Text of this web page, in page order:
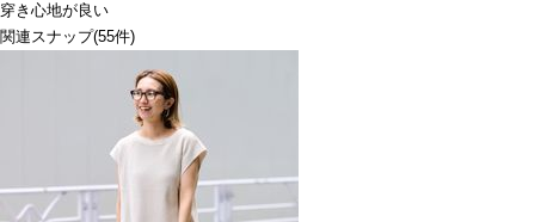
穿き心地が良い
関連スナップ(55件)